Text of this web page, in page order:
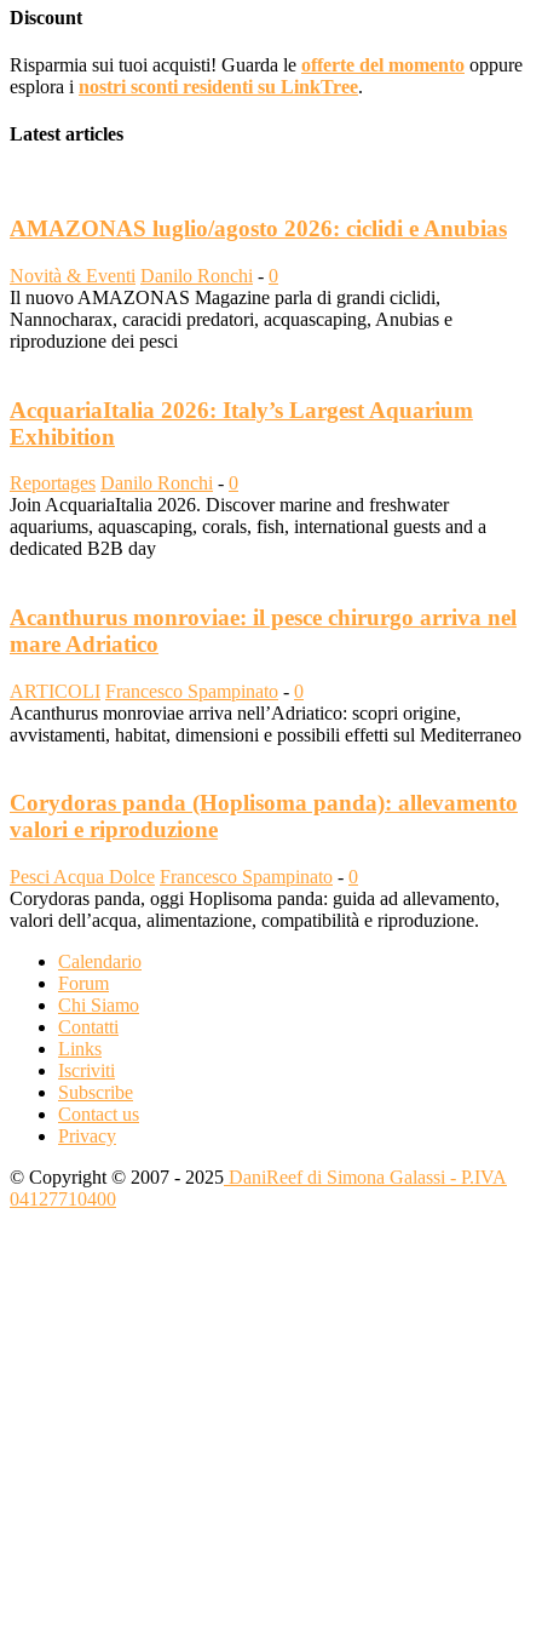
Discount
Risparmia sui tuoi acquisti! Guarda le offerte del momento oppure
esplora i nostri sconti residenti su LinkTree.
Latest articles
AMAZONAS luglio/agosto 2026: ciclidi e Anubias
Novità & Eventi Danilo Ronchi - 0
Il nuovo AMAZONAS Magazine parla di grandi ciclidi,
Nannocharax, caracidi predatori, acquascaping, Anubias e
riproduzione dei pesci
AcquariaItalia 2026: Italy’s Largest Aquarium
Exhibition
Reportages Danilo Ronchi - 0
Join AcquariaItalia 2026. Discover marine and freshwater
aquariums, aquascaping, corals, fish, international guests and a
dedicated B2B day
Acanthurus monroviae: il pesce chirurgo arriva nel
mare Adriatico
ARTICOLI Francesco Spampinato - 0
Acanthurus monroviae arriva nell’Adriatico: scopri origine,
avvistamenti, habitat, dimensioni e possibili effetti sul Mediterraneo
Corydoras panda (Hoplisoma panda): allevamento
valori e riproduzione
Pesci Acqua Dolce Francesco Spampinato - 0
Corydoras panda, oggi Hoplisoma panda: guida ad allevamento,
valori dell’acqua, alimentazione, compatibilità e riproduzione.
Calendario
Forum
Chi Siamo
Contatti
Links
Iscriviti
Subscribe
Contact us
Privacy
© Copyright © 2007 - 2025 DaniReef di Simona Galassi - P.IVA
04127710400